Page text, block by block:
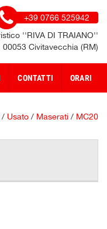
+39 0766 525942
''RIVA DI TRAIANO''
00053 Civitavecchia (RM)
CONTATTI ORARI
/ Usato / Maserati / MC20